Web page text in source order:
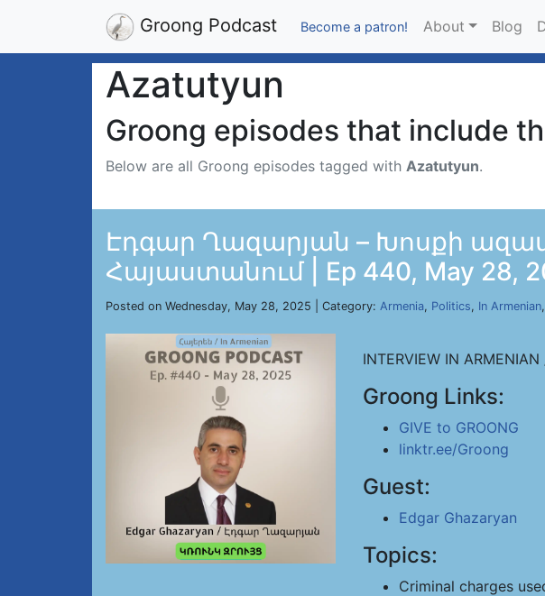
Groong Podcast Become a patron! About Blog
Azatutyun
Groong episodes that include
Below are all Groong episodes tagged with Azatutyun.
Էդգար Ղազարյան – Խոսքի
Հայաստանում | Ep 440, May 28,
Posted on Wednesday, May 28, 2025 | Category: Armenia, Politics, In Armenian,
INTERVIEW IN
Groong Links:
GIVE to GROONG
linktr.ee/Groong
Guest:
Edgar Ghazaryan
Topics:
Criminal charges